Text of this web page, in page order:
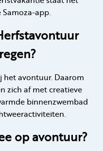
app.
het avontuur. Daarom
zich af met creatieve
binnenzwembad
op avontuur?